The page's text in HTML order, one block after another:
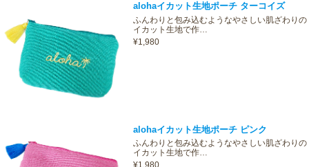
alohaイカット生地ポーチ ターコイズ
ふんわりと包み込むようなやさしい肌ざわりの
イカット生地で作…
¥1,980
alohaイカット生地ポーチ ピンク
ふんわりと包み込むようなやさしい肌ざわりの
イカット生地で作…
¥1,980